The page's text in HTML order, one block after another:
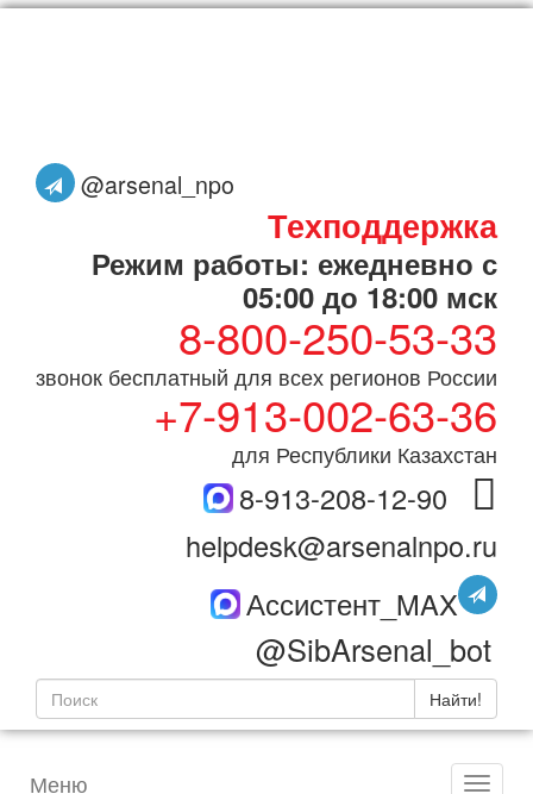
@arsenal_npo
Техподдержка
Режим работы: ежедневно с
05:00 до 18:00 мск
8-800-250-53-33
звонок бесплатный для всех регионов России
+7-913-002-63-36
для Республики Казахстан
8-913-208-12-90
helpdesk@arsenalnpo.ru
Ассистент_MAX
@SibArsenal_bot
Найти!
Меню